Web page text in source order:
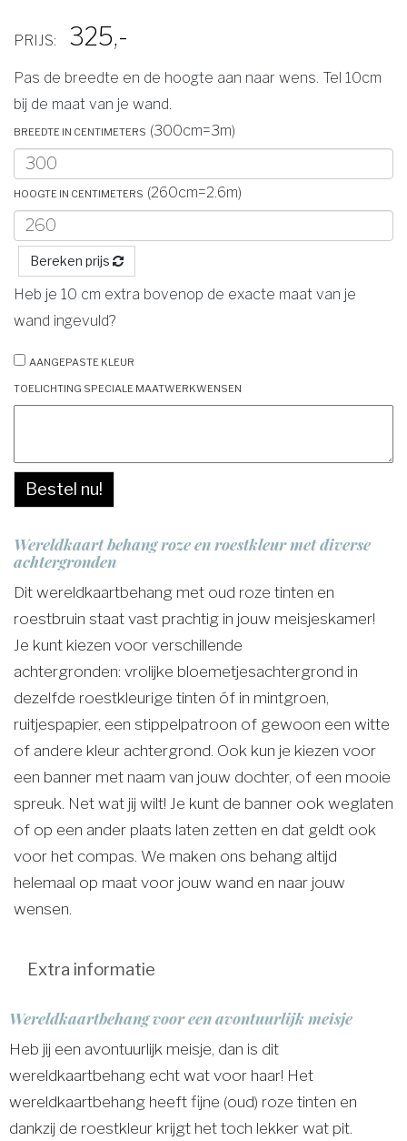
PRIJS: 325,-
Pas de breedte en de hoogte aan naar wens. Tel 10cm
bij de maat van je wand.
Breedte in centimeters (300cm=3m)
Hoogte in centimeters (260cm=2.6m)
Bereken prijs
Heb je 10 cm extra bovenop de exacte maat van je
wand ingevuld?
Aangepaste kleur
Toelichting speciale maatwerkwensen
Bestel nu!
Wereldkaart behang roze en roestkleur met diverse
achtergronden
Dit wereldkaartbehang met oud roze tinten en
roestbruin staat vast prachtig in jouw meisjeskamer!
Je kunt kiezen voor verschillende
achtergronden: vrolijke bloemetjesachtergrond in
dezelfde roestkleurige tinten óf in mintgroen,
ruitjespapier, een stippelpatroon of gewoon een witte
of andere kleur achtergrond. Ook kun je kiezen voor
een banner met naam van jouw dochter, of een mooie
spreuk. Net wat jij wilt! Je kunt de banner ook weglaten
of op een ander plaats laten zetten en dat geldt ook
voor het compas. We maken ons behang altijd
helemaal op maat voor jouw wand en naar jouw
wensen.
Extra informatie
Wereldkaartbehang voor een avontuurlijk meisje
Heb jij een avontuurlijk meisje, dan is dit
wereldkaartbehang echt wat voor haar! Het
wereldkaartbehang heeft fijne (oud) roze tinten en
dankzij de roestkleur krijgt het toch lekker wat pit.